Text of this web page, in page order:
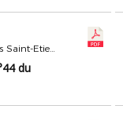
16 - Commission des Jeunes Saint-Etienne
du